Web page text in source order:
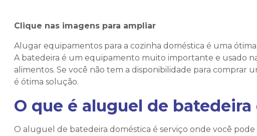
Clique nas imagens para ampliar
Alugar equipamentos para a cozinha doméstica é uma
A batedeira é um equipamento muito importante e usado
alimentos. Se você não tem a disponibilidade para comprar
é ótima solução.
O que é aluguel de
O aluguel de batedeira doméstica é serviço onde você